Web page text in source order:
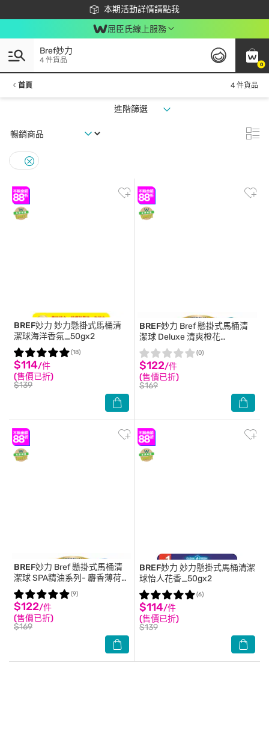
本期活動詳情請點我
下載app最高回饋$350
屈臣氏線上服務
0
Bref妙力
4 件貨品
首頁 4 件貨品
進階篩選
BREF妙力 妙力懸掛式馬桶清
潔球海洋香氛_50gx2
$114/件
(售價已折)
$139
(18)
BREF妙力 Bref 懸掛式馬桶清
潔球 Deluxe 清爽橙花
(綠)50g*2
$122/件
(售價已折)
$169
(0)
BREF妙力 Bref 懸掛式馬桶清
潔球 SPA精油系列- 麝香薄荷
50g*2
$122/件
(售價已折)
$169
(9)
BREF妙力 妙力懸掛式馬桶清潔
球怡人花香_50gx2
$114/件
(售價已折)
$139
(6)